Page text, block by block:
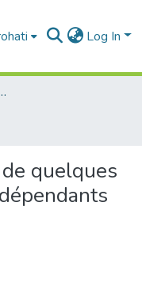
Log In
Abdellah - Fès
quelques